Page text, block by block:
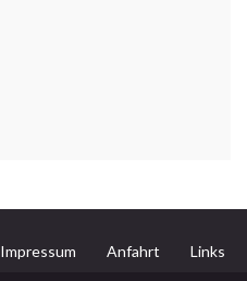
Impressum Anfahrt Links